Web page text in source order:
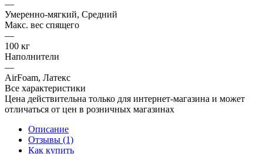
—
Умеренно-мягкий, Средний
Макс. вес спящего
—
100 кг
Наполнители
—
AirFoam, Латекс
Все характеристики
Цена действительна только для интернет-магазина и может
отличаться от цен в розничных магазинах
Описание
Отзывы (1)
Как купить